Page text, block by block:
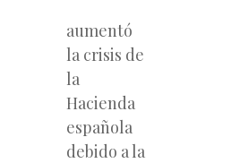
aumentó
la crisis de
la
Hacienda
española
debido a la